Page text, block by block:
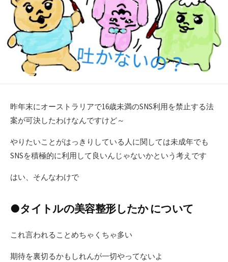
昨年末にオーストラリアで16歳未満のSNS利用を禁止する法
案が可決したわけなんですけど～
やりたいことがはっきりしている人に関しては未成年でも
SNSを積極的に利用して良いんじゃないかという考えです
はい、そんなわけで
●タイトルの美容整形したか について
これ言われることめちゃくちゃ多い
期待を裏切るかもしれんが一切やってないよ